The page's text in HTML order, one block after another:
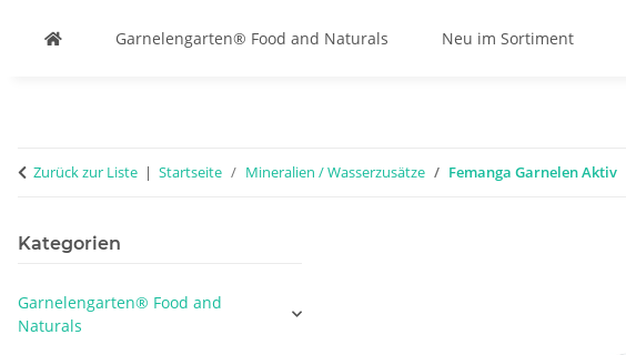
Garnelengarten® Food and Naturals Neu im Sortiment
Zurück zur Liste Startseite Mineralien / Wasserzusätze Femanga Garnelen Aktiv
Kategorien
Garnelengarten® Food and
Naturals